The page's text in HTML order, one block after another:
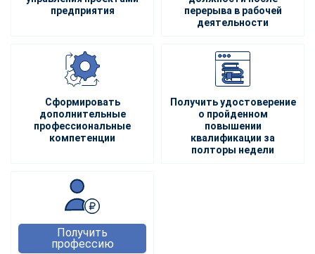
предприятия
перерыва в рабочей
деятельности
Сформировать
дополнительные
профессиональные
компетенции
Получить удостоверение
о пройденном
повышении
квалификации за
полторы недели
Получить
профессию